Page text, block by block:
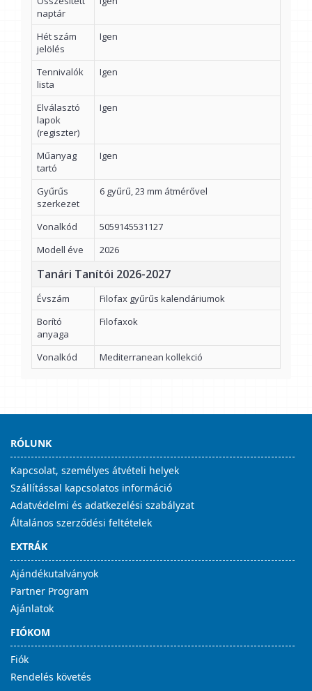
naptár
Hét szám
jelölés
Igen
Tennivalók
lista
Igen
Elválasztó
lapok
(regiszter)
Igen
Műanyag
tartó
Igen
Gyűrűs
szerkezet
6 gyűrű, 23 mm átmérővel
Vonalkód
5059145531127
Modell éve
2026
Tanári Tanítói 2026-2027
Évszám
Filofax gyűrűs kalendáriumok
Borító
anyaga
Filofaxok
Vonalkód Mediterranean kollekció
RÓLUNK
Kapcsolat, személyes átvételi helyek
Szállítással kapcsolatos információ
Adatvédelmi és adatkezelési szabályzat
Általános szerződési feltételek
EXTRÁK
Ajándékutalványok
Partner Program
Ajánlatok
FIÓKOM
Fiók
Rendelés követés